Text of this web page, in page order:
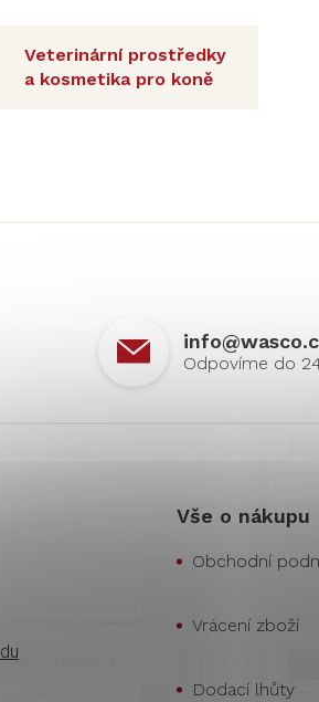
Veterinární prostředky
a kosmetika pro koně
info@
Vše o nákupu
Obchodní
Vrácení zboží
Dodací lhůty